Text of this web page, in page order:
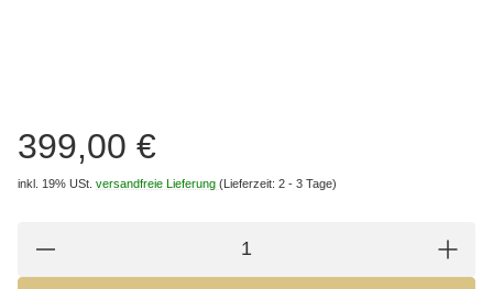
399,00 €
inkl. 19% USt. versandfreie Lieferung (Lieferzeit: 2 - 3 Tage)